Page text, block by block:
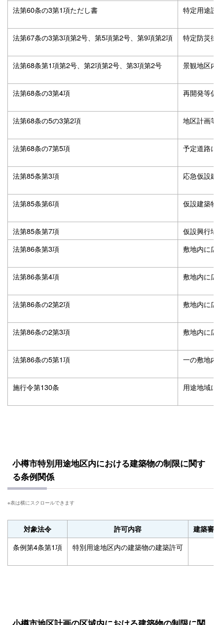
法第60条の3第1項ただし書 特定用途誘
法第67条の3第3項第2号、第5項第2号、第9項第2項 特定防災街
法第68条第1項第2号、第2項第2号、第3項第2号 景観地区内
法第68条の3第4項 再開発等促
法第68条の5の3第2項 地区計画等
法第68条の7第5項 予定道路に
法第85条第3項 応急仮設建
法第85条第6項 仮設建築物
法第85条第7項
仮設興行場
法第86条第3項
敷地内に広
法第86条第4項 敷地内に広
法第86条の2第2項 敷地内に広
法第86条の2第3項 敷地内に広
法第86条の5第1項 一の敷地内
施行令第130条 用途地域に
小樽市特別用途地区内における建築物の制限に関す
る条例関係
対象法令 許可内容 建築審
条例第4条第1項 特別用途地区内の建築物の建築許可